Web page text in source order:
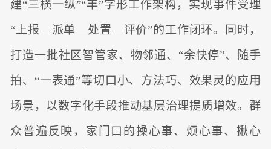
建“三横一纵”“丰”字形工作架构，实现事件受理
“上报—派单—处置—评价”的工作闭环。同时，
打造一批社区智管家、物邻通、“余快停”、随手
拍、“一表通”等切口小、方法巧、效果灵的应用
场景，以数字化手段推动基层治理提质增效。群
众普遍反映，家门口的操心事、烦心事、揪心